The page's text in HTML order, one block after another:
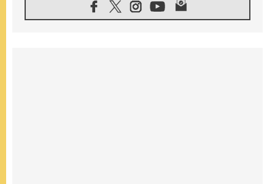
الفاتيكان يعلن برنامج الزيارة الرسولية للبابا لاوُن